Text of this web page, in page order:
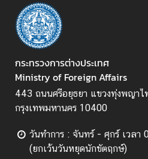
ข้
อ
มู
ล
ป
ร
ะ
เ
ศ
กระทรวงการต่างประเทศ
Ministry of Foreign Affairs
443 ถนนศรีอยุธยา แขวงทุ่งพญาไ
กรุงเทพมหานคร 10400
วันทำการ : จันทร์ - ศุกร์ เวลา
(ยกเว้นวันหยุดนักขัตฤกษ์)